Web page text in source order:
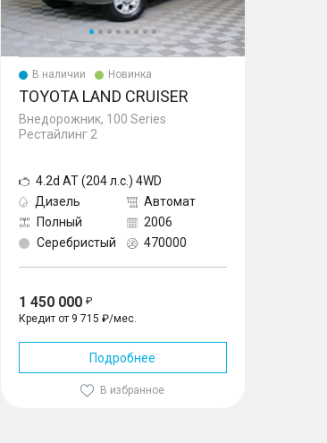
В наличии Новинка
TOYOTA LAND CRUISER
Внедорожник, 100 Series
Рестайлинг 2
4.2d AT (204 л.с.) 4WD
Дизель
Автомат
Полный
2006
Серебристый
470000
1 450 000
Кредит от 9 715 ₽/мес.
Подробнее
В избранное